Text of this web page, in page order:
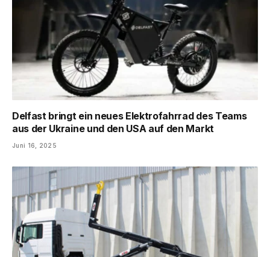
Delfast bringt ein neues Elektrofahrrad des Teams
aus der Ukraine und den USA auf den Markt
Juni 16, 2025